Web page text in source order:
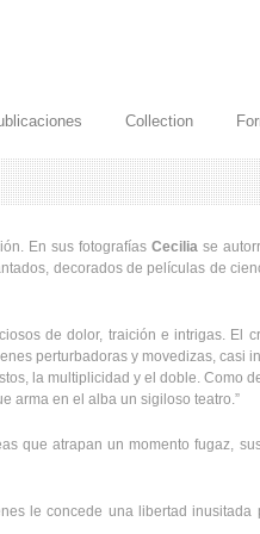
Collection
En sus fotografías Cecilia se
decorados de películas de
de dolor, traición e intrigas. El
perturbadoras y movedizas, casi
la multiplicidad y el doble. Como
arma en el alba un sigiloso teatro.”
que atrapan un momento fugaz,
le concede una libertad inusitada